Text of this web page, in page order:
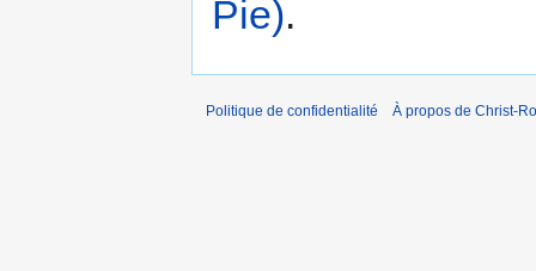
Pie).
Politique de confidentialité À propos de Christ-